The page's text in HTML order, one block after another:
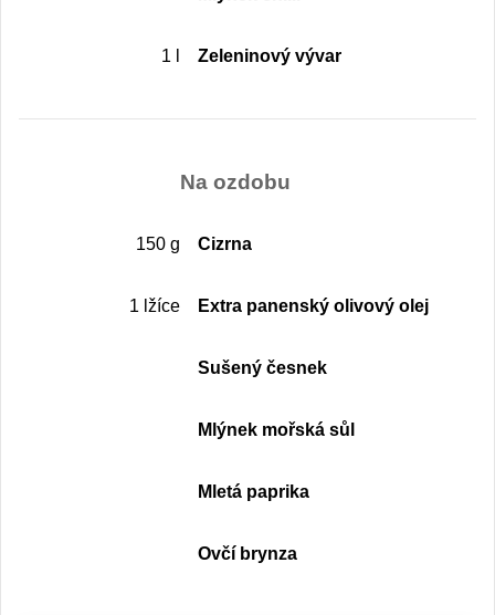
1 l Zeleninový vývar
Na ozdobu
150 g Cizrna
1 lžíce Extra panenský olivový olej
Sušený česnek
Mlýnek mořská sůl
Mletá paprika
Ovčí brynza